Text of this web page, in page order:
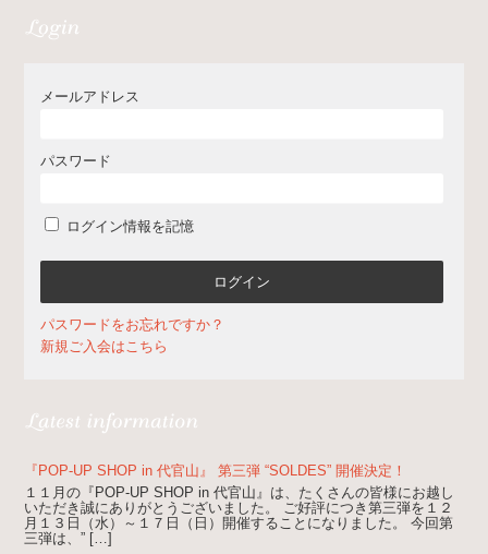
メールアドレス
パスワード
ログイン情報を記憶
パスワードをお忘れですか？
新規ご入会はこちら
『POP-UP SHOP in 代官山』 第三弾 “SOLDES” 開催決定！
１１月の『POP-UP SHOP in 代官山』は、たくさんの皆様にお越し
いただき誠にありがとうございました。 ご好評につき第三弾を１２
月１３日（水）～１７日（日）開催することになりました。 今回第
三弾は、” […]